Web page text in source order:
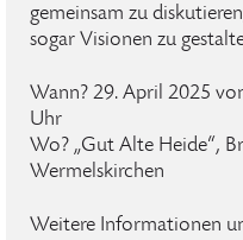
gemeinsam zu
sogar Visionen zu
Wann? 29. April 2025
Uhr
Wo? „Gut Alte Heide“,
Wermelskirchen
Weitere Informationen